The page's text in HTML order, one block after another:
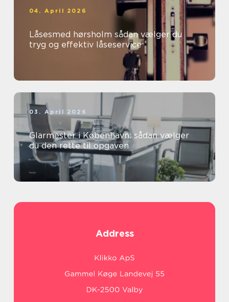
04. April 2026
Låsesmed hørsholm sådan vælger du
tryg og effektiv låseservice
03. April 2026
Glarmester i København: sådan vælger
du den rette til opgaven
Address